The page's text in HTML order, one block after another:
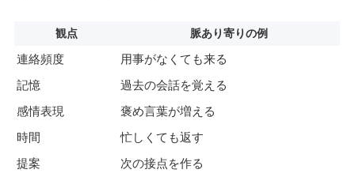
観点 脈あり寄りの例
連絡頻度
用事がなくても来る
記憶
過去の会話を覚える
感情表現
褒め言葉が増える
時間
忙しくても返す
提案
次の接点を作る